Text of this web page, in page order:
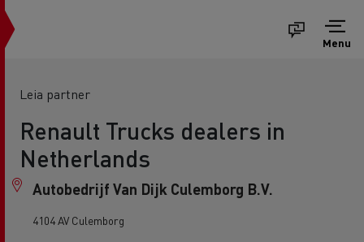
Menu
Leia partner
Renault Trucks dealers in
Netherlands
Autobedrijf Van Dijk Culemborg B.V.
4104 AV Culemborg